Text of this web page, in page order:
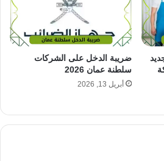
ضريبة الدخل على الشركات
سلطنة عمان 2026
أبريل 13, 2026